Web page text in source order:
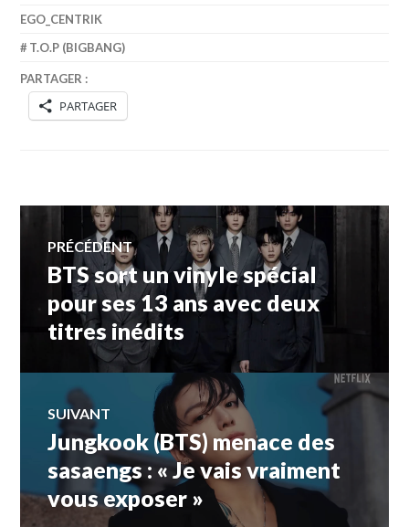
EGO_CENTRIK
T.O.P (BIGBANG)
PARTAGER :
PARTAGER
Navigation
de
l’article
PRÉCÉDENT
Article
précédent :
BTS sort un vinyle spécial
pour ses 13 ans avec deux
titres inédits
SUIVANT
Article
Suivant:
Jungkook (BTS) menace des
sasaengs : « Je vais vraiment
vous exposer »